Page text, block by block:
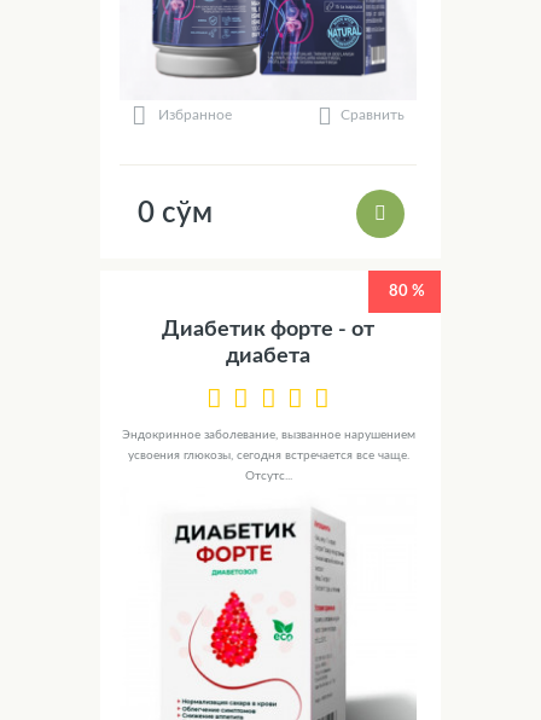
Избранное Сравнить
0 сўм
80 %
Диабетик форте - от
диабета
Эндокринное заболевание, вызванное нарушением
усвоения глюкозы, сегодня встречается все чаще.
Отсутс...